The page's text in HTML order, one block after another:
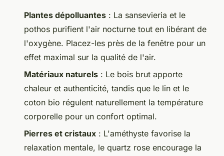
Plantes dépolluantes : La sansevieria et le
pothos purifient l'air nocturne tout en libérant de
l'oxygène. Placez-les près de la fenêtre pour un
effet maximal sur la qualité de l'air.
Matériaux naturels : Le bois brut apporte
chaleur et authenticité, tandis que le lin et le
coton bio régulent naturellement la température
corporelle pour un confort optimal.
Pierres et cristaux : L'améthyste favorise la
relaxation mentale, le quartz rose encourage la